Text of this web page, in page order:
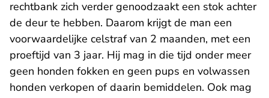
rechtbank zich verder genoodzaakt een stok achter
de deur te hebben. Daarom krijgt de man een
voorwaardelijke celstraf van 2 maanden, met een
proeftijd van 3 jaar. Hij mag in die tijd onder meer
geen honden fokken en geen pups en volwassen
honden verkopen of daarin bemiddelen. Ook mag